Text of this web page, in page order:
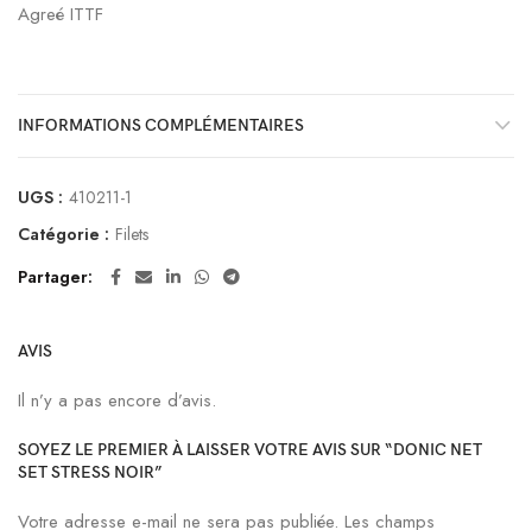
Agreé ITTF
INFORMATIONS COMPLÉMENTAIRES
UGS : 410211-1
Catégorie : Filets
Partager
AVIS
Il n’y a pas encore d’avis.
SOYEZ LE PREMIER À LAISSER VOTRE AVIS SUR “DONIC NET
SET STRESS NOIR”
Votre adresse e-mail ne sera pas publiée. Les champs